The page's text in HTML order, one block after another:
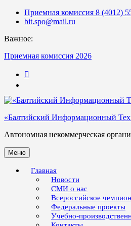
Skip
Приемная комиссия 8 (4012)
bit.spo@mail.ru
Важное:
Приемная комиссия 2026
«Балтийский Информационный
Автономная некоммерческая
Меню
Главная
Новости
СМИ о нас
Всероссийское
Федеральные проекты
Учебно-